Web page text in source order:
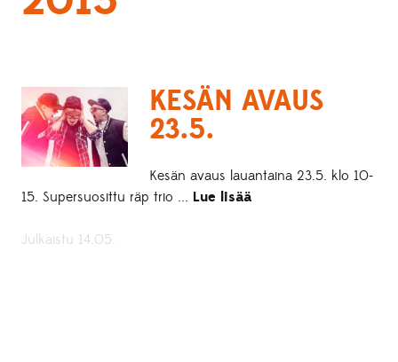
KESÄN AVAUS
23.5.
Kesän avaus lauantaina 23.5. klo 10-
15. Supersuosittu räp trio ... Lue lisää
Julkaistu 14.05.